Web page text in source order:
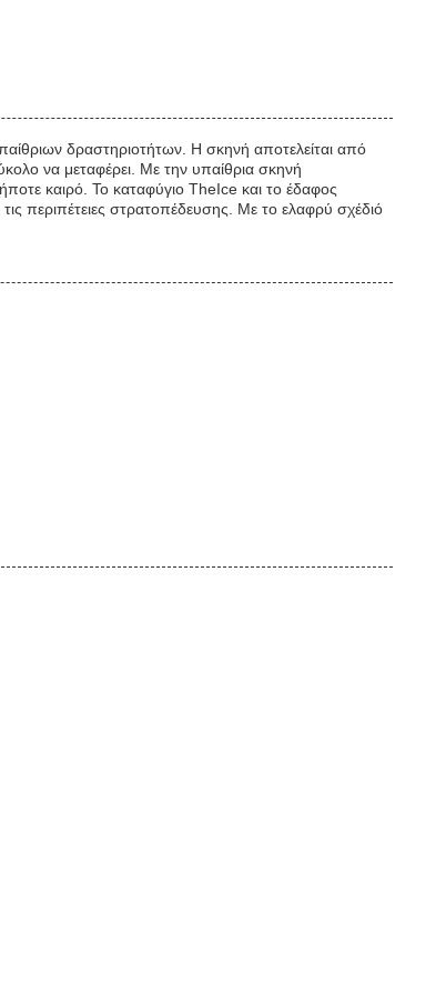
δραστηριοτήτων. Η σκηνή αποτελείται από
να μεταφέρει. Με την υπαίθρια σκηνή
καιρό. Το καταφύγιο TheIce και το έδαφος
τις περιπέτειες στρατοπέδευσης. Με το ελαφρύ σχέδιό